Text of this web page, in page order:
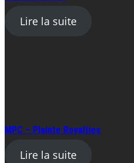
Lire la suite
MPC – Plainte Royalties
Lire la suite